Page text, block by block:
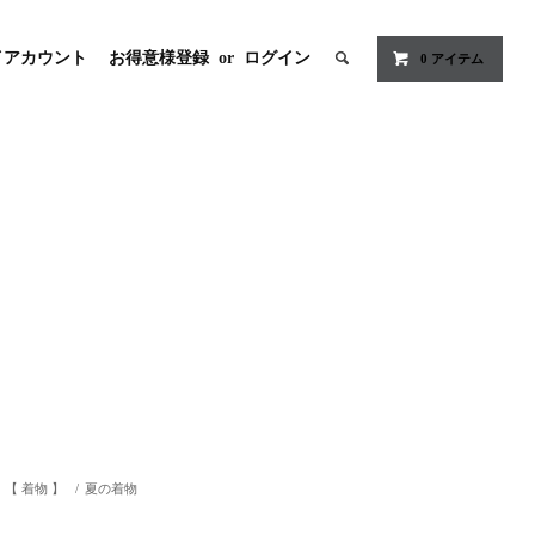
カウント お得意様登録 or ログイン 0 アイテム
【 着物 】 / 夏の着物